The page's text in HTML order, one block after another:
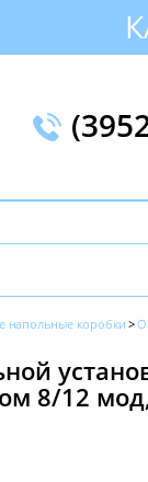
напольные коробки
8/12